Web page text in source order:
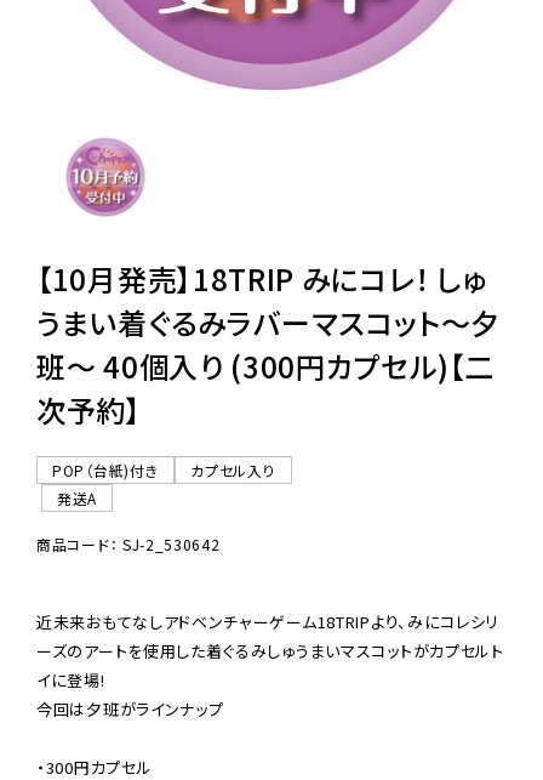
景品・玩具・文具
販促用カプセルトイ
ご利用ガイド
06-6282-7659
【10月発売】18TRIP みにコレ！ しゅ
うまい着ぐるみラバーマスコット～夕
班～ 40個入り (300円カプセル)【二
次予約】
POP（台紙)付き
カプセル入り
発送A
商品コード： SJ-2_530642
近未来おもてなしアドベンチャーゲーム18TRIPより、みにコレシリ
ーズのアートを使用した着ぐるみしゅうまいマスコットがカプセルト
イに登場!
今回は夕班がラインナップ
・300円カプセル